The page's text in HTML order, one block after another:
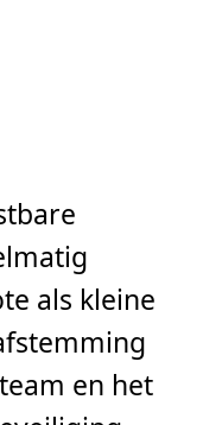
als kleine
en het